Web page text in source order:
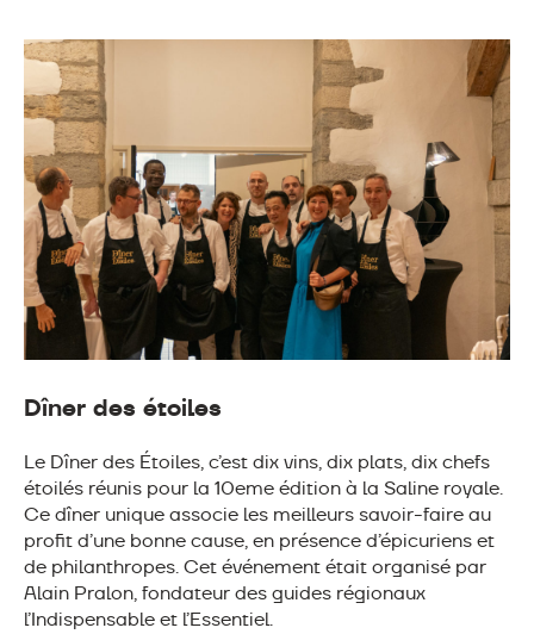
Dîner des étoiles
Le Dîner des Étoiles, c’est dix vins, dix plats, dix chefs
étoilés réunis pour la 10eme édition à la Saline royale.
Ce dîner unique associe les meilleurs savoir-faire au
profit d’une bonne cause, en présence d’épicuriens et
de philanthropes. Cet événement était organisé par
Alain Pralon, fondateur des guides régionaux
l’Indispensable et l’Essentiel.